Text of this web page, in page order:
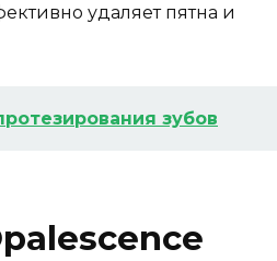
удаляет пятна и
зубов